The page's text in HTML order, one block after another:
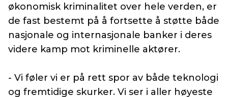
økonomisk kriminalitet over hele verden, er
de fast bestemt på å fortsette å støtte både
nasjonale og internasjonale banker i deres
videre kamp mot kriminelle aktører.
- Vi føler vi er på rett spor av både teknologi
og fremtidige skurker. Vi ser i aller høyeste